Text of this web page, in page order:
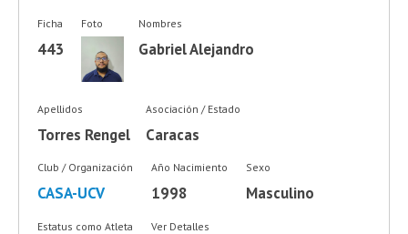
Ficha
443
Foto Nombres
Gabriel Alejandro
Apellidos
Torres Rengel
Asociación / Estado
Caracas
Club / Organización
CASA-UCV
Año Nacimiento
1998
Sexo
Masculino
Estatus como Atleta Ver Detalles